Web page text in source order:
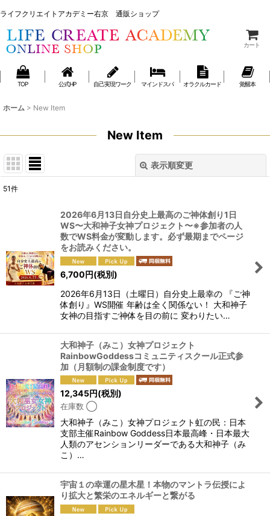
ライフクリエイトアカデミー右京 通販ショップ
カート
TOP 公式HP 自己実現ワーク マインドスパ オラクルカード 覚醒本
ホーム > New Item
New Item
表示順変更
絞り込む
51件
2026年6月13日自分史上最高のご神体創り1日
WS〜大和神子女神プロジェクト〜※参加者の人
数でWS料金が変動します。必ず最期までページ
をお読みください。
6,700円(税別)
2026年6月13日（土曜日）自分史上最幸の 『ご神
体創り』WS開催 年齢は全く関係ない！ 大和神子
女神の目指すご神体を目の前に 変わりたい…
大和神子（みこ）女神プロジェクト
RainbowGoddessコミュニティスクール正式参
加（月額制の課金制度です）
12,345円(税別)
在庫数 ◯
大和神子（みこ）女神プロジェクト虹の民：日本
支部主催Rainbow Goddess日本最高峰・日本最大
人類のアセンションリーダーである大和神子（み
こ）…
宇宙１の幸運の星木星！本物のマントラ伝授によ
り拡大と繁栄のエネルギーと繋がる